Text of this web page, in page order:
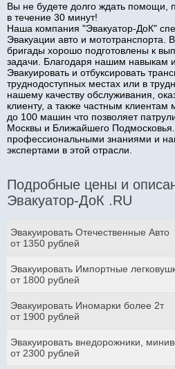
Вы не будете долго ждать помощи,
в течение 30 минут!
Наша компания "Эвакуатор-ДоК"
Эвакуации авто и мототранспорта.
бригады хорошо подготовлены к
задачи. Благодаря нашим
Эвакуировать и отбуксировать
труднодоступных местах или в
нашему качеству обслуживания,
клиенту, а также частным клиентам
до 100 машин что позволяет
Москвы и Ближайшего
профессиональными знаниями и
экспертами в этой отрасли.
Подробные цены и
Эвакуатор-ДоК .RU
Эвакуировать Отечественные Авто
от 1350 рублей
Эвакуировать Импортные
от 1800 рублей
Эвакуировать Иномарки более 2т
от 1900 рублей
Эвакуировать внедорожники,
от 2300 рублей